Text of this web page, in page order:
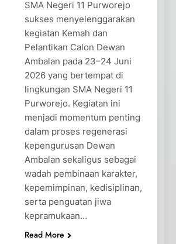
SMA Negeri 11 Purworejo
sukses menyelenggarakan
kegiatan Kemah dan
Pelantikan Calon Dewan
Ambalan pada 23–24 Juni
2026 yang bertempat di
lingkungan SMA Negeri 11
Purworejo. Kegiatan ini
menjadi momentum penting
dalam proses regenerasi
kepengurusan Dewan
Ambalan sekaligus sebagai
wadah pembinaan karakter,
kepemimpinan, kedisiplinan,
serta penguatan jiwa
kepramukaan…
Read More